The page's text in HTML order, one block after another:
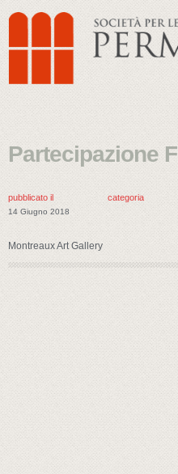
Partecipazione
pubblicato il
14 Giugno 2018
categoria
Montreaux Art Gallery